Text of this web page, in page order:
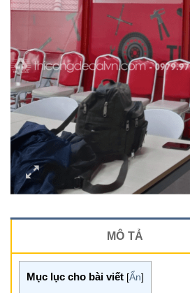
MÔ TẢ
Mục lục cho bài viết [Ẩn]